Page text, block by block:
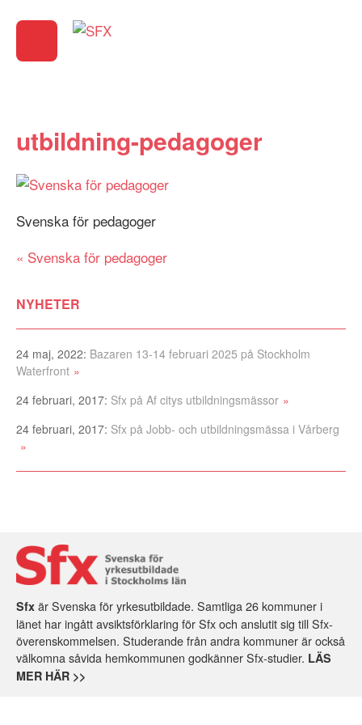
utbildning-pedagoger
Svenska för pedagoger
Inläggsnavigering
Svenska för pedagoger
NYHETER
24 maj, 2022: Bazaren 13-14 februari 2025 på Stockholm
Waterfront
24 februari, 2017: Sfx på Af citys utbildningsmässor
24 februari, 2017: Sfx på Jobb- och utbildningsmässa i Vårberg
Sfx är Svenska för yrkesutbildade. Samtliga 26 kommuner i
länet har ingått avsiktsförklaring för Sfx och anslutit sig till Sfx-
överenskommelsen. Studerande från andra kommuner är också
välkomna såvida hemkommunen godkänner Sfx-studier. LÄS
MER HÄR >>